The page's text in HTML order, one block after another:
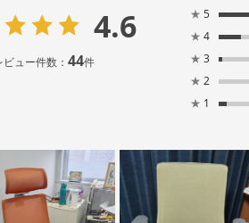
4.6
ビュー件数： 44件
★ 5
★ 4
★ 3
★ 2
★ 1